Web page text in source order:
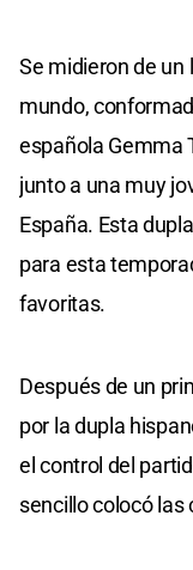
Se midieron de un
mundo,
española Gemma
junto a una muy
España. Esta
para esta
favoritas.
Después de un
por la dupla
el control del
sencillo colocó las